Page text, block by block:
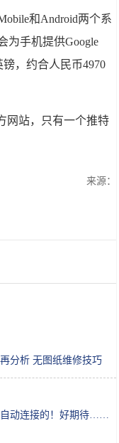
和Android两个系
为手机提供Google
镑，约合人民币4970
网站，只有一个推特
来源：
分析 无图纸维修技巧
自动连接的！好期待……